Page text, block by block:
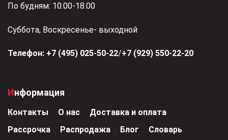
По будням: 10.00-18.00
Суббота, Воскресенье- выходной
Телефон: +7 (495) 025-50-22/+7 (929) 550-22-20
Информация
Контакты О нас
Доставка и оплата
Рассрочка
Распродажа Блог Словарь